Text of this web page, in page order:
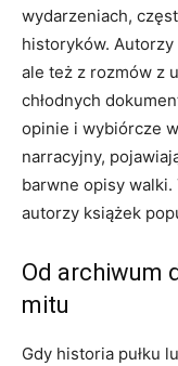
wydarzeniach,
historyków.
ale też z rozmów z
chłodnych
opinie i wybiórcze
narracyjny,
barwne opisy
autorzy książek
Od archiwum
mitu
Gdy historia pułku